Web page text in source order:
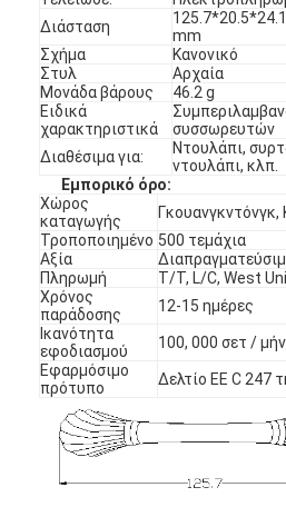
Διάσταση
mm
Σχήμα
Κανονικό
Στυλ
Αρχαία
Μονάδα βάρους
46.2 g
Ειδικά
χαρακτηριστικά
συσσωρευτών
Διαθέσιμα για:
Ντουλάπι,
ντουλάπι, κλπ.
Εμπορικό όρο:
Χώρος
καταγωγής
Γκουανγκντόνγκ,
Τροποποιημένο 500 τεμάχια
Αξία
Πληρωμή
Τ/Τ, L/C, West
Χρόνος
παράδοσης
12-15 ημέρες
Ικανότητα
εφοδιασμού
100, 000 σετ /
Εφαρμόσιμο
πρότυπο
Δελτίο ΕΕ C 247